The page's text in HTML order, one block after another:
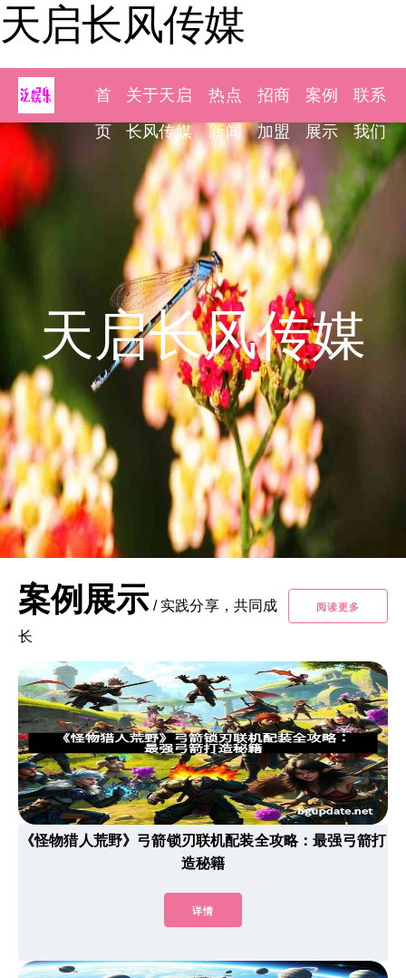
天启长风传媒
首
页
关于天启
长风传媒
热点
新闻
招商
加盟
案例
展示
联系
我们
天启长风传媒
案例展示 / 实践分享，共同成
长
阅读更多
《怪物猎人荒野》弓箭锁刃联机配装全攻略：最强弓箭打
造秘籍
详情